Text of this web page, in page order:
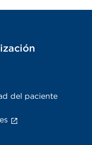
del paciente